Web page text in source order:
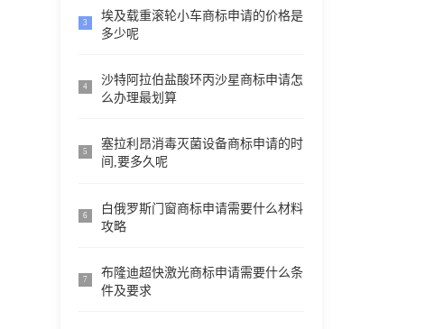
3
埃及载重滚轮小车商标申请的价格是
多少呢
4
沙特阿拉伯盐酸环丙沙星商标申请怎
么办理最划算
5
塞拉利昂消毒灭菌设备商标申请的时
间,要多久呢
6
白俄罗斯门窗商标申请需要什么材料
攻略
7
布隆迪超快激光商标申请需要什么条
件及要求